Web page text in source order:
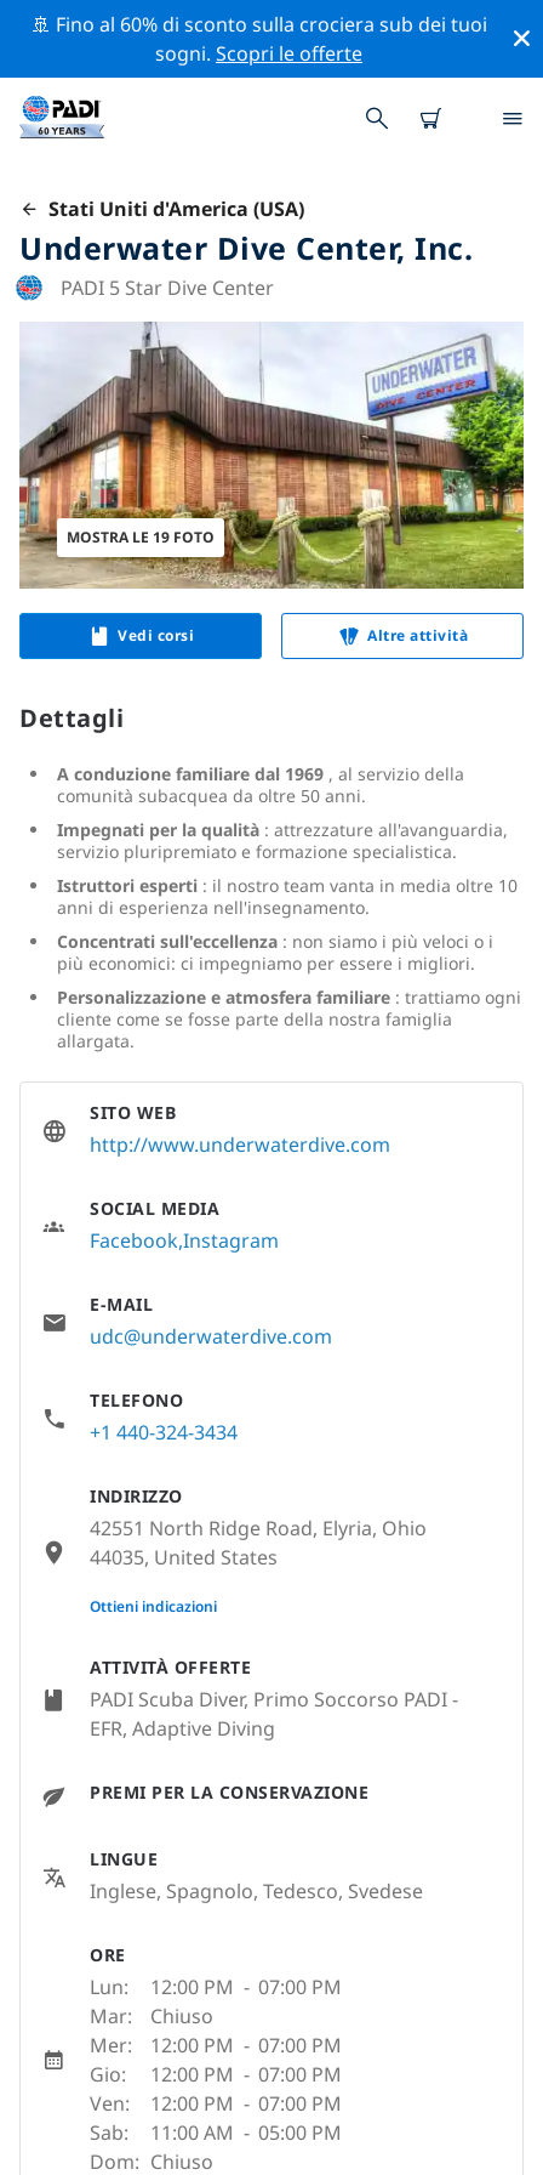
🚢 Fino al 60% di sconto sulla crociera sub dei tuoi
sogni.Scopri le offerte
Stati Uniti d'America (USA)
Underwater Dive Center, Inc.
PADI 5 Star Dive Center
MOSTRA LE 19 FOTO
Vedi corsi Altre attività
Dettagli
A conduzione familiare dal 1969 , al servizio della
comunità subacquea da oltre 50 anni.
Impegnati per la qualità : attrezzature all'avanguardia,
servizio pluripremiato e formazione specialistica.
Istruttori esperti : il nostro team vanta in media oltre 10
anni di esperienza nell'insegnamento.
Concentrati sull'eccellenza : non siamo i più veloci o i
più economici: ci impegniamo per essere i migliori.
Personalizzazione e atmosfera familiare : trattiamo ogni
cliente come se fosse parte della nostra famiglia
allargata.
ATTIVITÀ OFFERTE
PADI Scuba Diver, Primo Soccorso PADI -
EFR, Adaptive Diving
PREMI PER LA CONSERVAZIONE
LINGUE
Inglese, Spagnolo, Tedesco, Svedese
ORE
Lun: 12:00 PM - 07:00 PM
Mar:
Chiuso
Mer:
12:00 PM - 07:00 PM
Gio:
12:00 PM - 07:00 PM
Ven:
12:00 PM - 07:00 PM
Sab:
11:00 AM - 05:00 PM
Dom: Chiuso
SITO WEB
http://www.underwaterdive.com
SOCIAL MEDIA
FacebookInstagram
E-MAIL
udc@underwaterdive.com
TELEFONO
+1 440-324-3434
INDIRIZZO
42551 North Ridge Road, Elyria, Ohio
44035, United States
None
Ottieni indicazioni